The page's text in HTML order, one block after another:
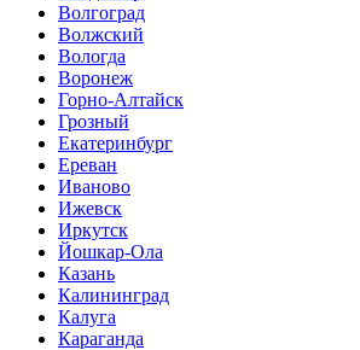
Волгоград
Волжский
Вологда
Воронеж
Горно-Алтайск
Грозный
Екатеринбург
Ереван
Иваново
Ижевск
Иркутск
Йошкар-Ола
Казань
Калининград
Калуга
Караганда